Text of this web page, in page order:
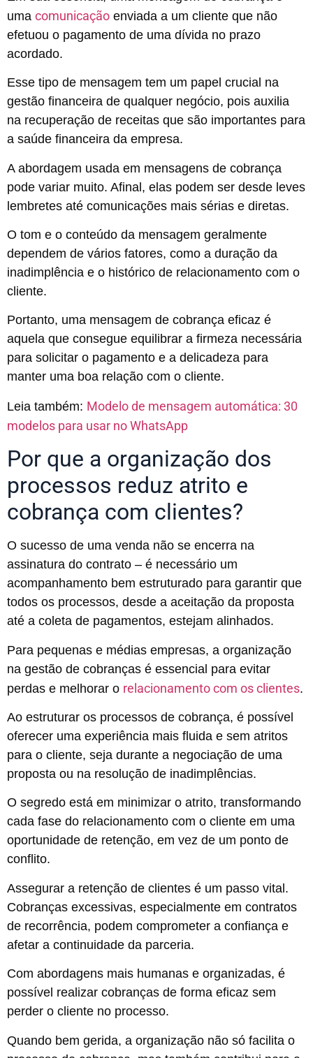
uma comunicação enviada a um cliente que não
efetuou o pagamento de uma dívida no prazo
acordado.
Esse tipo de mensagem tem um papel crucial na
gestão financeira de qualquer negócio, pois auxilia
na recuperação de receitas que são importantes para
a saúde financeira da empresa.
A abordagem usada em mensagens de cobrança
pode variar muito. Afinal, elas podem ser desde leves
lembretes até comunicações mais sérias e diretas.
O tom e o conteúdo da mensagem geralmente
dependem de vários fatores, como a duração da
inadimplência e o histórico de relacionamento com o
cliente.
Portanto, uma mensagem de cobrança eficaz é
aquela que consegue equilibrar a firmeza necessária
para solicitar o pagamento e a delicadeza para
manter uma boa relação com o cliente.
Leia também: Modelo de mensagem automática: 30
modelos para usar no WhatsApp
Por que a organização dos
processos reduz atrito e
cobrança com clientes?
O sucesso de uma venda não se encerra na
assinatura do contrato – é necessário um
acompanhamento bem estruturado para garantir que
todos os processos, desde a aceitação da proposta
até a coleta de pagamentos, estejam alinhados.
Para pequenas e médias empresas, a organização
na gestão de cobranças é essencial para evitar
perdas e melhorar o relacionamento com os clientes.
Ao estruturar os processos de cobrança, é possível
oferecer uma experiência mais fluida e sem atritos
para o cliente, seja durante a negociação de uma
proposta ou na resolução de inadimplências.
O segredo está em minimizar o atrito, transformando
cada fase do relacionamento com o cliente em uma
oportunidade de retenção, em vez de um ponto de
conflito.
Assegurar a retenção de clientes é um passo vital.
Cobranças excessivas, especialmente em contratos
de recorrência, podem comprometer a confiança e
afetar a continuidade da parceria.
Com abordagens mais humanas e organizadas, é
possível realizar cobranças de forma eficaz sem
perder o cliente no processo.
Quando bem gerida, a organização não só facilita o